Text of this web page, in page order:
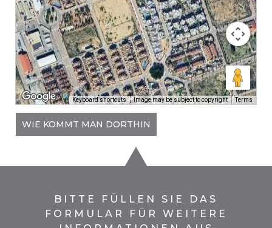
Keyboard shortcuts Image may be subject to copyright Terms
WIE KOMMT MAN DORTHIN
BITTE FÜLLEN SIE DAS
FORMULAR FÜR WEITERE